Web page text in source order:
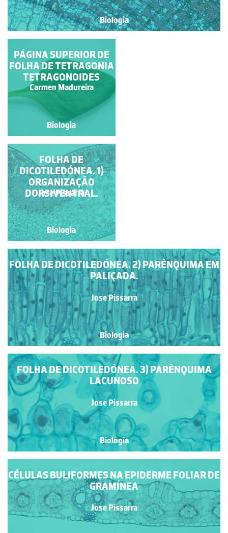
Biologia
PÁGINA INFERIOR DE
TETRAGONIA
TETRAGONOIDES
Carmen Madureira
Biologia
PÁGINA SUPERIOR DE
FOLHA DE TETRAGONIA
TETRAGONOIDES
Carmen Madureira
Biologia
FOLHA DE MILHO,
(GRAMÍNEA -
MONOCOTILEDÓNEA).
1) ASPECTO GERAL
Jose Pissarra
Biologia
FOLHA DE
DICOTILEDÓNEA. 1)
ORGANIZAÇÃO
DORSIVENTRAL.
Jose Pissarra
Biologia
FOLHA DE DICOTILEDÓNEA. 2) PARÊNQUIMA EM
PALIÇADA.
Jose Pissarra
Biologia
FOLHA DE DICOTILEDÓNEA. 3) PARÊNQUIMA
LACUNOSO
Jose Pissarra
Biologia
CÉLULAS BULIFORMES NA EPIDERME FOLIAR DE
GRAMÍNEA
Jose Pissarra